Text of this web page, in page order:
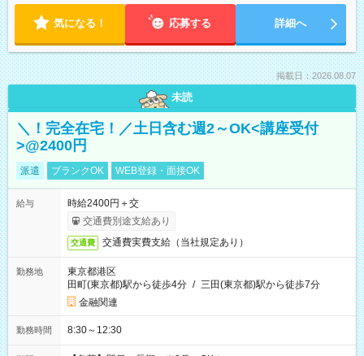
気になる！ 応募する 詳細へ
掲載日：2026.08.07
未読
＼！完全在宅！／土日含む週2～OK<講座受付
>@2400円
派遣 ブランクOK WEB登録・面接OK
給与
時給2400円＋交
交通費別途支給あり
交通費 交通費実費支給（当社規定あり）
勤務地
東京都港区
田町(東京都)駅から徒歩4分 / 三田(東京都)駅から徒歩7分
金融関連
勤務時間 8:30～12:30